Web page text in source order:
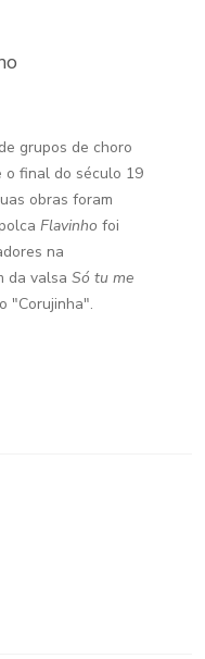
grupos de choro
o final do século 19
obras foram
Flavinho foi
na
da valsaSó tu me
"Corujinha".